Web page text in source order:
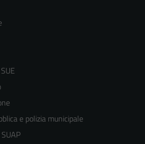
e polizia municipale